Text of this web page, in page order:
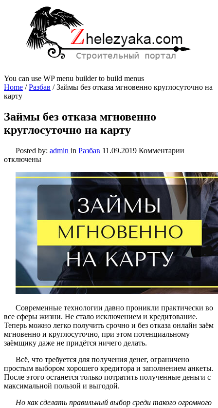
You can use WP menu builder to build menus
Home /Разбав /Займы без отказа мгновенно круглосуточно на
карту
Займы без отказа мгновенно
круглосуточно на карту
Posted by: admin in Разбав 11.09.2019 Комментарии
без
отказа
на
карту
отключены
Современные технологии давно проникли практически во
все сферы жизни. Не стало исключением и кредитование.
Теперь можно легко получить срочно и без отказа онлайн заём
мгновенно и круглосуточно, при этом потенциальному
заёмщику даже не придётся ничего делать.
Всё, что требуется для получения денег, ограничено
простым выбором хорошего кредитора и заполнением анкеты.
После этого останется только потратить полученные деньги с
максимальной пользой и выгодой.
Но как сделать правильный выбор среди такого огромного